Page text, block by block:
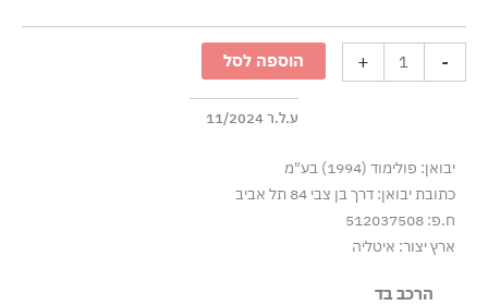
-
גוף
ארוך
ירוק
זית
+ הוספה לסל
ע.ל.ר 11/2024
יבואן: פולימוד (1994) בע"מ
כתובת יבואן: דרך בן צבי 84 תל אביב
ח.פ: 512037508
ארץ יצור: איטליה
הרכב בד